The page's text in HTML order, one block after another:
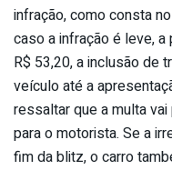
infração, como consta
caso a infração é leve,
R$ 53,20, a inclusão de
veículo até a
ressaltar que a multa
para o motorista. Se a
fim da blitz, o carro